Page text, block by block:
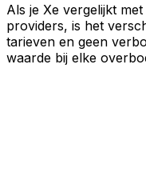
Als je Xe vergelijkt
providers, is het
tarieven en geen
waarde bij elke